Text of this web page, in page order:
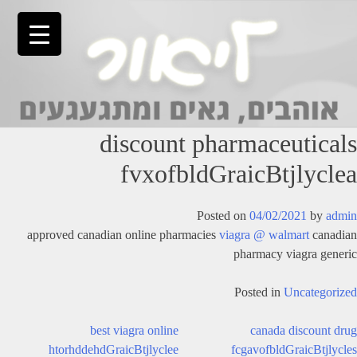
discount pharmaceuticals
fvxofbldGraicBtjlyclea
Posted on 04/02/2021 by admin
approved canadian online pharmacies viagra @ walmart canadian
pharmacy viagra generic
Posted in Uncategorized
ניווט
best viagra online
htorhddehdGraicBtjlyclee
canada discount drug
fcgavofbldGraicBtjlycles